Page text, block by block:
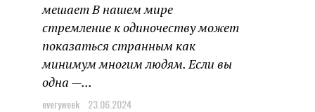
мешает В нашем мире
стремление к одиночеству может
показаться странным как
минимум многим людям. Если вы
одна —...
everyweek 23.06.2024